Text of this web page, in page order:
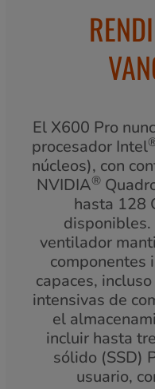
El X600 Pro
procesador Intel
núcleos), con
NVIDIA®
hasta 128
ventilador
componentes
capaces,
intensivas de
el
incluir hasta
sólido (SSD)
usuario,